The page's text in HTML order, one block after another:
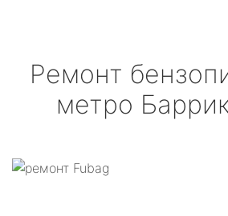
Ремонт
метро